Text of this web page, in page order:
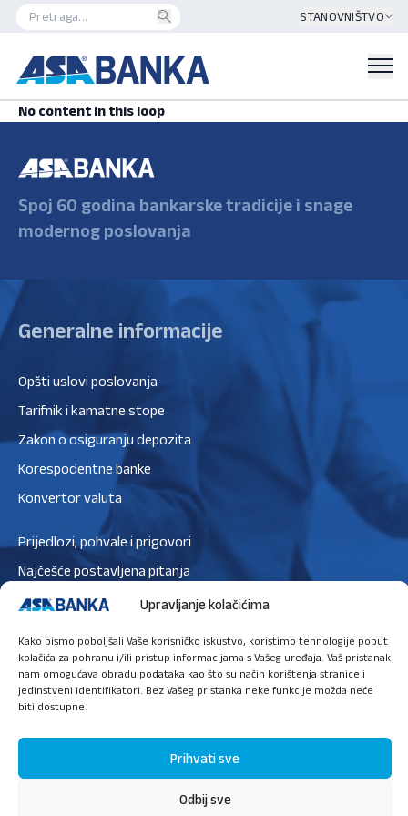
Upravljanje kolačićima
Kako bismo poboljšali Vaše korisničko iskustvo, koristimo tehnologije poput
kolačića za pohranu i/ili pristup informacijama s Vašeg uređaja. Vaš pristanak
nam omogućava obradu podataka kao što su način korištenja stranice i
jedinstveni identifikatori. Bez Vašeg pristanka neke funkcije možda neće
biti dostupne.
Prihvati sve
Odbij sve
STANOVNIŠTVO
No content in this loop
Spoj 60 godina bankarske tradicije i snage
modernog poslovanja
Generalne informacije
Opšti uslovi poslovanja
Tarifnik i kamatne stope
Zakon o osiguranju depozita
Korespodentne banke
Konvertor valuta
Prijedlozi, pohvale i prigovori
Najčešće postavljena pitanja
Zaštita podataka
Politika kolačića